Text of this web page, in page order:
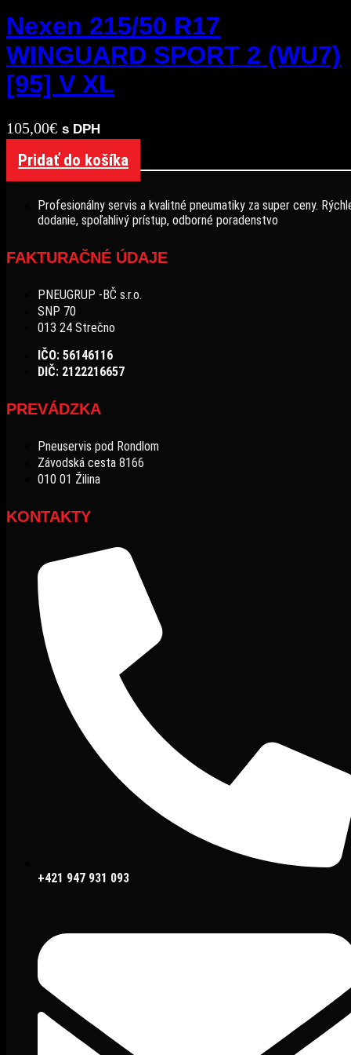
Nexen 215/50 R17
WINGUARD SPORT 2 (WU7)
[95] V XL
105,00€ s DPH
Pridať do košíka
Profesionálny servis a kvalitné pneumatiky za super ceny.
dodanie, spoľahlivý prístup, odborné poradenstvo
FAKTURAČNÉ ÚDAJE
PNEUGRUP -BČ s.r.o.
SNP 70
013 24 Strečno
IČO: 56146116
DIČ: 2122216657
PREVÁDZKA
Pneuservis pod Rondlom
Závodská cesta 8166
010 01 Žilina
KONTAKTY
+421 947 931 093